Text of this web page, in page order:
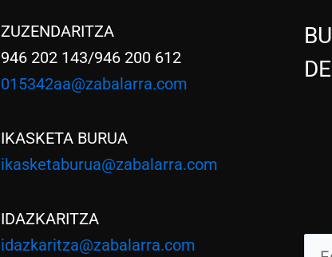
ZUZENDARITZA
946 202 143/946 200 612
015342aa@zabalarra.com
IKASKETA BURUA
ikasketaburua@zabalarra.com
IDAZKARITZA
idazkaritza@zabalarra.com